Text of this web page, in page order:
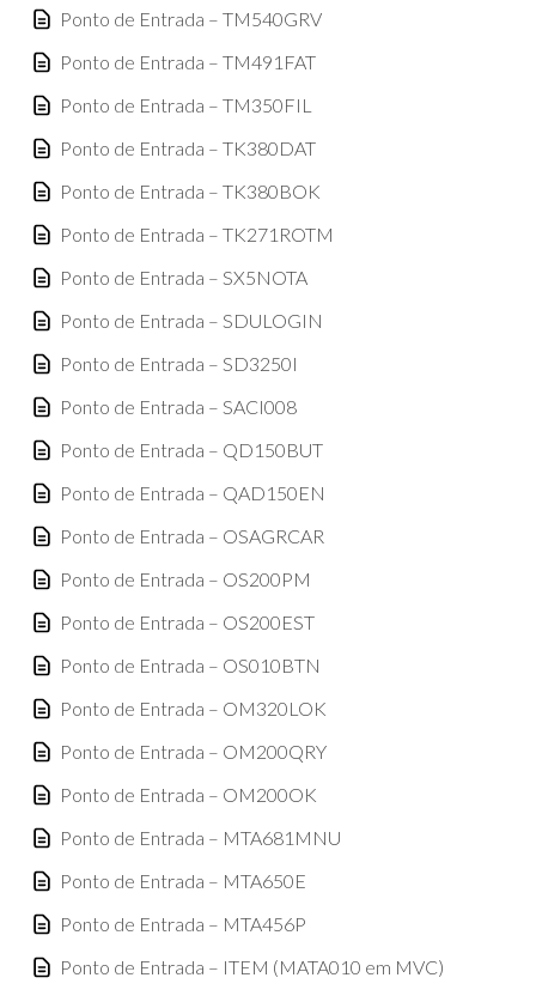
Ponto de Entrada – TM540GRV
Ponto de Entrada – TM491FAT
Ponto de Entrada – TM350FIL
Ponto de Entrada – TK380DAT
Ponto de Entrada – TK380BOK
Ponto de Entrada – TK271ROTM
Ponto de Entrada – SX5NOTA
Ponto de Entrada – SDULOGIN
Ponto de Entrada – SD3250I
Ponto de Entrada – SACI008
Ponto de Entrada – QD150BUT
Ponto de Entrada – QAD150EN
Ponto de Entrada – OSAGRCAR
Ponto de Entrada – OS200PM
Ponto de Entrada – OS200EST
Ponto de Entrada – OS010BTN
Ponto de Entrada – OM320LOK
Ponto de Entrada – OM200QRY
Ponto de Entrada – OM200OK
Ponto de Entrada – MTA681MNU
Ponto de Entrada – MTA650E
Ponto de Entrada – MTA456P
Ponto de Entrada – ITEM (MATA010 em MVC)